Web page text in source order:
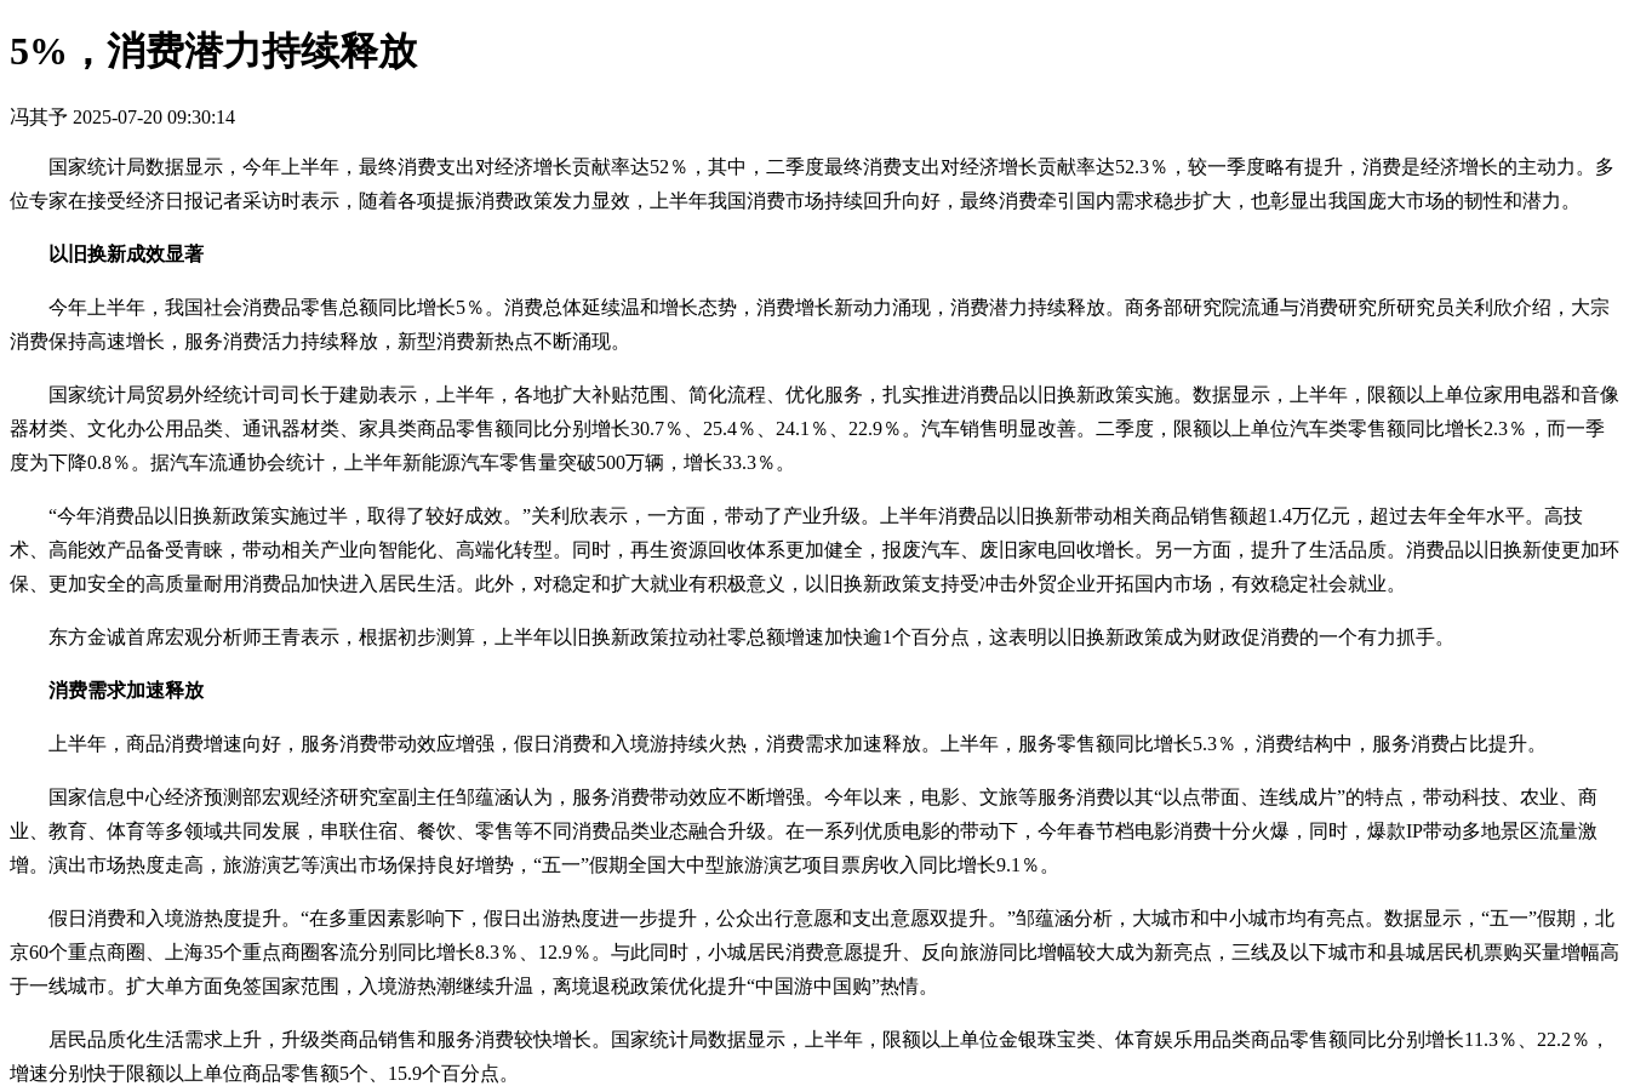
5%，消费潜力持续释放
冯其予 2025-07-20 09:30:14
国家统计局数据显示，今年上半年，最终消费支出对经济增长贡献率达52％，其中，二季度最终消费支出对经济增长贡献率达52.3％，较一季度略有提升，消费是经济增长的主动力。多
位专家在接受经济日报记者采访时表示，随着各项提振消费政策发力显效，上半年我国消费市场持续回升向好，最终消费牵引国内需求稳步扩大，也彰显出我国庞大市场的韧性和潜力。
以旧换新成效显著
今年上半年，我国社会消费品零售总额同比增长5％。消费总体延续温和增长态势，消费增长新动力涌现，消费潜力持续释放。商务部研究院流通与消费研究所研究员关利欣介绍，大宗
消费保持高速增长，服务消费活力持续释放，新型消费新热点不断涌现。
国家统计局贸易外经统计司司长于建勋表示，上半年，各地扩大补贴范围、简化流程、优化服务，扎实推进消费品以旧换新政策实施。数据显示，上半年，限额以上单位家用电器和音像
器材类、文化办公用品类、通讯器材类、家具类商品零售额同比分别增长30.7％、25.4％、24.1％、22.9％。汽车销售明显改善。二季度，限额以上单位汽车类零售额同比增长2.3％，而一季
度为下降0.8％。据汽车流通协会统计，上半年新能源汽车零售量突破500万辆，增长33.3％。
“今年消费品以旧换新政策实施过半，取得了较好成效。”关利欣表示，一方面，带动了产业升级。上半年消费品以旧换新带动相关商品销售额超1.4万亿元，超过去年全年水平。高技
术、高能效产品备受青睐，带动相关产业向智能化、高端化转型。同时，再生资源回收体系更加健全，报废汽车、废旧家电回收增长。另一方面，提升了生活品质。消费品以旧换新使更加环
保、更加安全的高质量耐用消费品加快进入居民生活。此外，对稳定和扩大就业有积极意义，以旧换新政策支持受冲击外贸企业开拓国内市场，有效稳定社会就业。
东方金诚首席宏观分析师王青表示，根据初步测算，上半年以旧换新政策拉动社零总额增速加快逾1个百分点，这表明以旧换新政策成为财政促消费的一个有力抓手。
消费需求加速释放
上半年，商品消费增速向好，服务消费带动效应增强，假日消费和入境游持续火热，消费需求加速释放。上半年，服务零售额同比增长5.3％，消费结构中，服务消费占比提升。
国家信息中心经济预测部宏观经济研究室副主任邹蕴涵认为，服务消费带动效应不断增强。今年以来，电影、文旅等服务消费以其“以点带面、连线成片”的特点，带动科技、农业、商
业、教育、体育等多领域共同发展，串联住宿、餐饮、零售等不同消费品类业态融合升级。在一系列优质电影的带动下，今年春节档电影消费十分火爆，同时，爆款IP带动多地景区流量激
增。演出市场热度走高，旅游演艺等演出市场保持良好增势，“五一”假期全国大中型旅游演艺项目票房收入同比增长9.1％。
假日消费和入境游热度提升。“在多重因素影响下，假日出游热度进一步提升，公众出行意愿和支出意愿双提升。”邹蕴涵分析，大城市和中小城市均有亮点。数据显示，“五一”假期，北
京60个重点商圈、上海35个重点商圈客流分别同比增长8.3％、12.9％。与此同时，小城居民消费意愿提升、反向旅游同比增幅较大成为新亮点，三线及以下城市和县城居民机票购买量增幅高
于一线城市。扩大单方面免签国家范围，入境游热潮继续升温，离境退税政策优化提升“中国游中国购”热情。
居民品质化生活需求上升，升级类商品销售和服务消费较快增长。国家统计局数据显示，上半年，限额以上单位金银珠宝类、体育娱乐用品类商品零售额同比分别增长11.3％、22.2％，
增速分别快于限额以上单位商品零售额5个、15.9个百分点。